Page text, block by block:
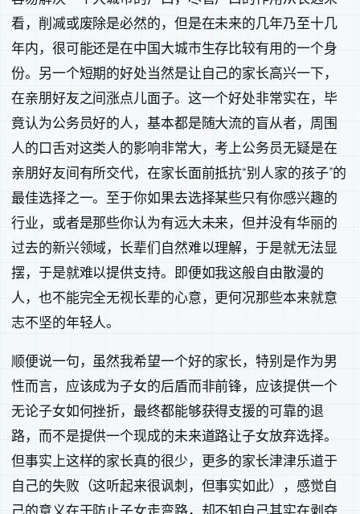
看，削减或废除是必然的，但是在未来的几年乃至十几
年内，很可能还是在中国大城市生存比较有用的一个身
份。另一个短期的好处当然是让自己的家长高兴一下，
在亲朋好友之间涨点儿面子。这一个好处非常实在，毕
竟认为公务员好的人，基本都是随大流的盲从者，周围
人的口舌对这类人的影响非常大，考上公务员无疑是在
亲朋好友间有所交代，在家长面前抵抗“别人家的孩子”的
最佳选择之一。至于你如果去选择某些只有你感兴趣的
行业，或者是那些你认为有远大未来，但并没有华丽的
过去的新兴领域，长辈们自然难以理解，于是就无法显
摆，于是就难以提供支持。即便如我这般自由散漫的
人，也不能完全无视长辈的心意，更何况那些本来就意
志不坚的年轻人。
顺便说一句，虽然我希望一个好的家长，特别是作为男
性而言，应该成为子女的后盾而非前锋，应该提供一个
无论子女如何挫折，最终都能够获得支援的可靠的退
路，而不是提供一个现成的未来道路让子女放弃选择。
但事实上这样的家长真的很少，更多的家长津津乐道于
自己的失败（这听起来很讽刺，但事实如此），感觉自